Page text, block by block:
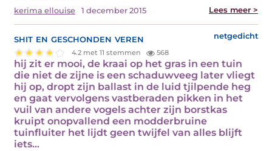
kerima ellouise 1 december 2015 Lees meer >
shit en geschonden veren netgedicht
4.2 met 11 stemmen 568
hij zit er mooi, de kraai op het gras in een tuin
die niet de zijne is een schaduwveeg later vliegt
hij op, dropt zijn ballast in de luid tjilpende heg
en gaat vervolgens vastberaden pikken in het
vuil van andere vogels achter zijn borstkas
kruipt onopvallend een modderbruine
tuinfluiter het lijdt geen twijfel van alles blijft
iets…